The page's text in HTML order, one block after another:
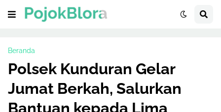
Beranda
Polsek Kunduran Gelar
Jumat Berkah, Salurkan
Bantuan kepada Lima